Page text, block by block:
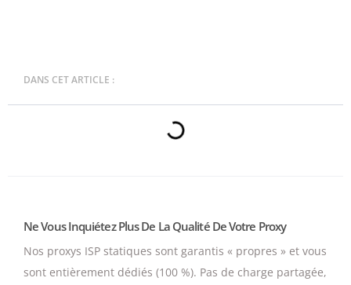
DANS CET ARTICLE :
Ne Vous Inquiétez Plus De La Qualité De Votre Proxy
Nos proxys ISP statiques sont garantis « propres » et vous
sont entièrement dédiés (100 %). Pas de charge partagée,